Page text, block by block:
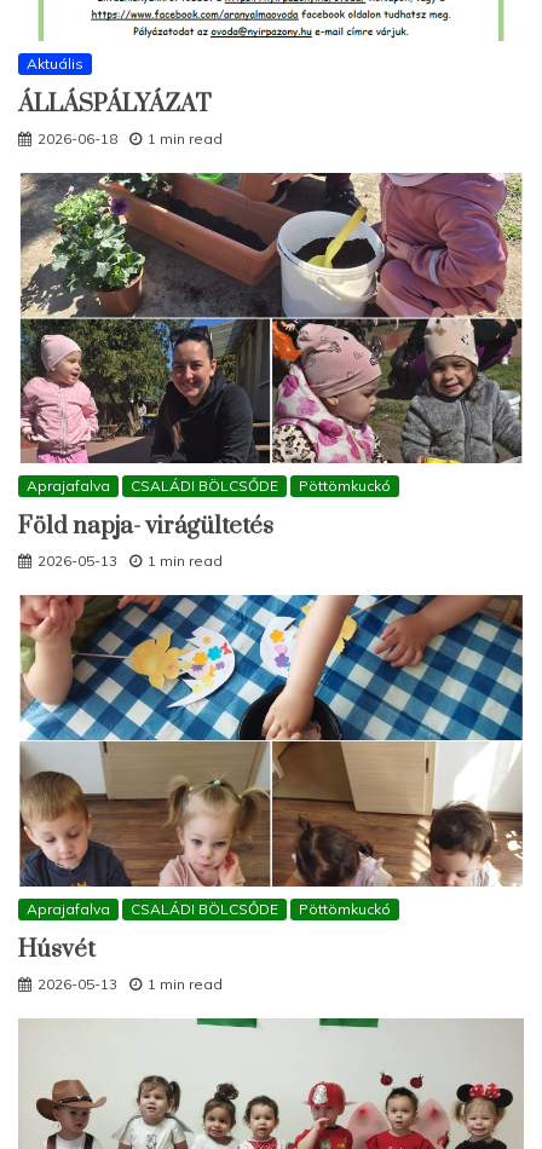
Aktuális
ÁLLÁSPÁLYÁZAT
2026-06-18 1 min read
Aprajafalva CSALÁDI BÖLCSŐDE Pöttömkuckó
Föld napja- virágültetés
2026-05-13 1 min read
Aprajafalva CSALÁDI BÖLCSŐDE Pöttömkuckó
Húsvét
2026-05-13 1 min read